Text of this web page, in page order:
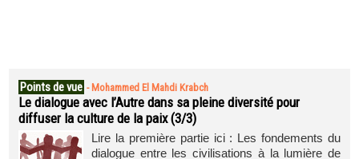
Points de vue - Mohammed El Mahdi Krabch
Le dialogue avec l’Autre dans sa pleine diversité pour
diffuser la culture de la paix (3/3)
Lire la première partie ici : Les fondements du
dialogue entre les civilisations à la lumière de